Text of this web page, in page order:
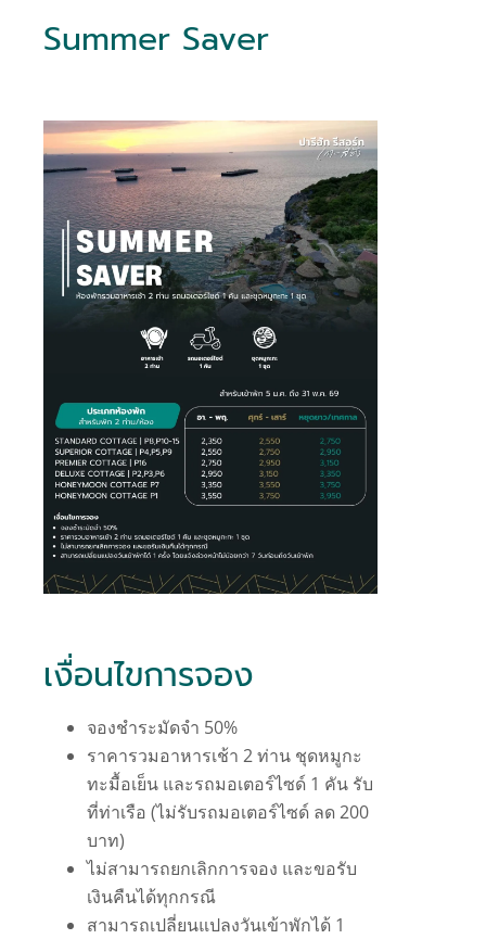
Summer Saver
เงื่อนไขการจอง
จองชำระมัดจำ 50%
ราคารวมอาหารเช้า 2 ท่าน ชุดหมูกะ
ทะมื้อเย็น และรถมอเตอร์ไซด์ 1 คัน รับ
ที่ท่าเรือ (ไม่รับรถมอเตอร์ไซด์ ลด 200
บาท)
ไม่สามารถยกเลิกการจอง และขอรับ
เงินคืนได้ทุกกรณี
สามารถเปลี่ยนแปลงวันเข้าพักได้ 1